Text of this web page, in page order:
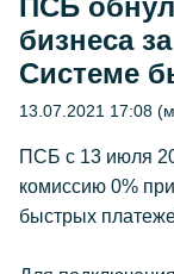
ПСБ
бизнеса
Системе
13.07.2021 17:08
ПСБ с 13 июля
комиссию 0%
быстрых